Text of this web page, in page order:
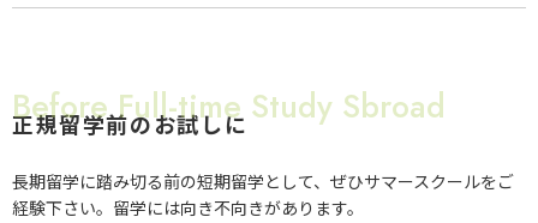
Before Full-time Study Sbroad
正規留学前のお試しに
長期留学に踏み切る前の短期留学として、ぜひサマースクールをご
経験下さい。留学には向き不向きがあります。